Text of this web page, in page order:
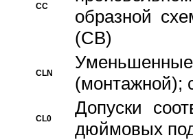
CC
образной
(CB)
CLN
(монтажной);
CL0
Допуски
дюймовых